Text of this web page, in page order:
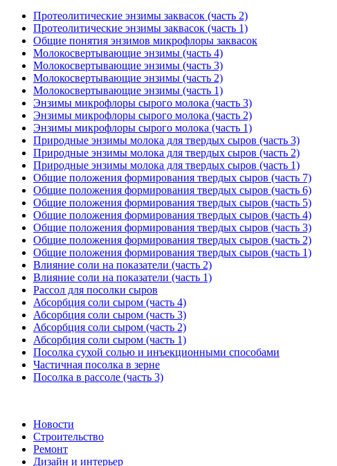
Протеолитические энзимы заквасок (часть 2)
Протеолитические энзимы заквасок (часть 1)
Общие понятия энзимов микрофлоры заквасок
Молокосвертывающие энзимы (часть 4)
Молокосвертывающие энзимы (часть 3)
Молокосвертывающие энзимы (часть 2)
Молокосвертывающие энзимы (часть 1)
Энзимы микрофлоры сырого молока (часть 3)
Энзимы микрофлоры сырого молока (часть 2)
Энзимы микрофлоры сырого молока (часть 1)
Природные энзимы молока для твердых сыров (часть 3)
Природные энзимы молока для твердых сыров (часть 2)
Природные энзимы молока для твердых сыров (часть 1)
Общие положения формирования твердых сыров (часть 7)
Общие положения формирования твердых сыров (часть 6)
Общие положения формирования твердых сыров (часть 5)
Общие положения формирования твердых сыров (часть 4)
Общие положения формирования твердых сыров (часть 3)
Общие положения формирования твердых сыров (часть 2)
Общие положения формирования твердых сыров (часть 1)
Влияние соли на показатели (часть 2)
Влияние соли на показатели (часть 1)
Рассол для посолки сыров
Абсорбция соли сыром (часть 4)
Абсорбция соли сыром (часть 3)
Абсорбция соли сыром (часть 2)
Абсорбция соли сыром (часть 1)
Посолка сухой солью и инъекционными способами
Частичная посолка в зерне
Посолка в рассоле (часть 3)
Новости
Строительство
Ремонт
Дизайн и интерьер